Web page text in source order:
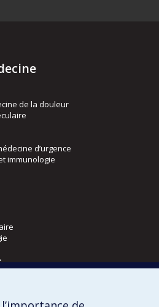
de la douleur
d’urgence
immunologie
médecine nucléaire